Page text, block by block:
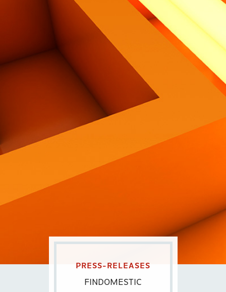
Lavora con noi
Contatti
PRESS-RELEASES
FINDOMESTIC